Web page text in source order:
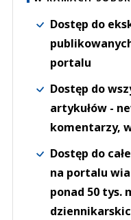
Dostęp do
portalu
Dostęp do
artykułów -
komentarzy,
Dostęp do
na portalu
ponad 50 tys.